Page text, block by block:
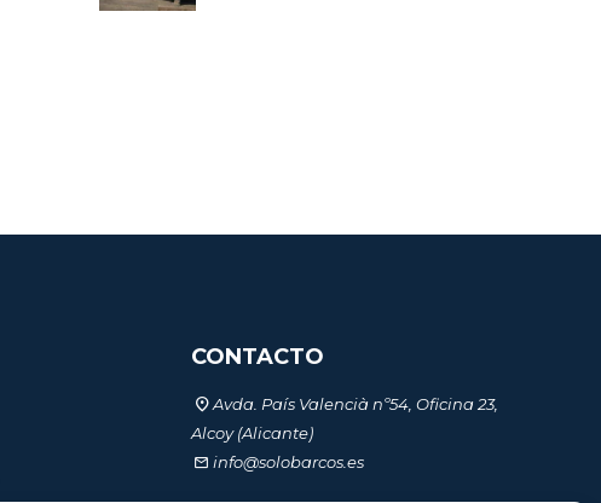
CONTACTO
Avda. País Valencià nº54, Oficina 23,
Alcoy (Alicante)
info@solobarcos.es